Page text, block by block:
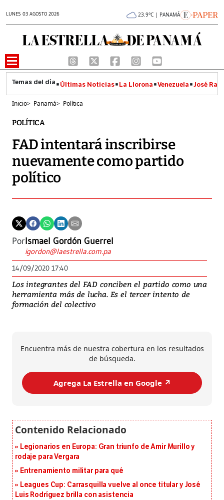
LUNES 03 AGOSTO 2026 23.9°C | PANAMÁ
Últimas Noticias La Llorona Venezuela José
Inicio> Panamá> Política
POLÍTICA
FAD intentará inscribirse
nuevamente como partido
político
PorIsmael Gordón Guerrel
igordon@laestrella.com.pa
14/09/2020 17:40
Los integrantes del FAD conciben el partido como una
herramienta más de lucha. Es el tercer intento de
formación del colectivo
Encuentra más de nuestra cobertura en los resultados
de búsqueda.
Agrega La Estrella en Google ↗️
Legionarios en Europa: Gran triunfo de Amir Murillo y
rodaje para Vergara
Entrenamiento militar para qué
Leagues Cup: Carrasquilla vuelve al once titular y José
Luis Rodríguez brilla con asistencia